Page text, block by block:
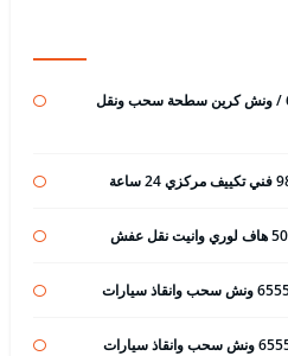
ونش ابو حليفة رقم / 65557275 / ونش كرين سطحة سحب ونقل